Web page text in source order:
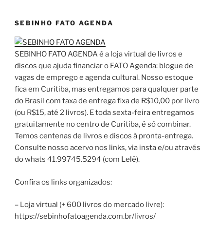
SEBINHO FATO AGENDA
SEBINHO FATO AGENDA é a loja virtual de livros e
discos que ajuda financiar o FATO Agenda: blogue de
vagas de emprego e agenda cultural. Nosso estoque
fica em Curitiba, mas entregamos para qualquer parte
do Brasil com taxa de entrega fixa de R$10,00 por livro
(ou R$15, até 2 livros). E toda sexta-feira entregamos
gratuitamente no centro de Curitiba, é só combinar.
Temos centenas de livros e discos à pronta-entrega.
Consulte nosso acervo nos links, via insta e/ou através
do whats 41.99745.5294 (com Lelê).
Confira os links organizados:
– Loja virtual (+ 600 livros do mercado livre):
https://sebinhofatoagenda.com.br/livros/